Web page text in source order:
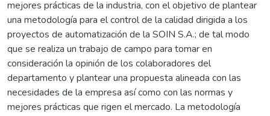
mejores prácticas de la industria, con el objetivo de plantear
una metodología para el control de la calidad dirigida a los
proyectos de automatización de la SOIN S.A.; de tal modo
que se realiza un trabajo de campo para tomar en
consideración la opinión de los colaboradores del
departamento y plantear una propuesta alineada con las
necesidades de la empresa así como con las normas y
mejores prácticas que rigen el mercado. La metodología